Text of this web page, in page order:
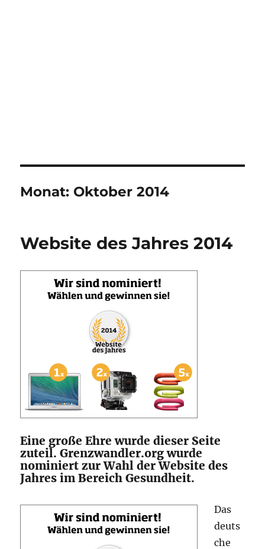
Monat: Oktober 2014
Website des Jahres 2014
Eine große Ehre wurde dieser Seite
zuteil. Grenzwandler.org wurde
nominiert zur Wahl der Website des
Jahres im Bereich Gesundheit.
Das
deuts
che